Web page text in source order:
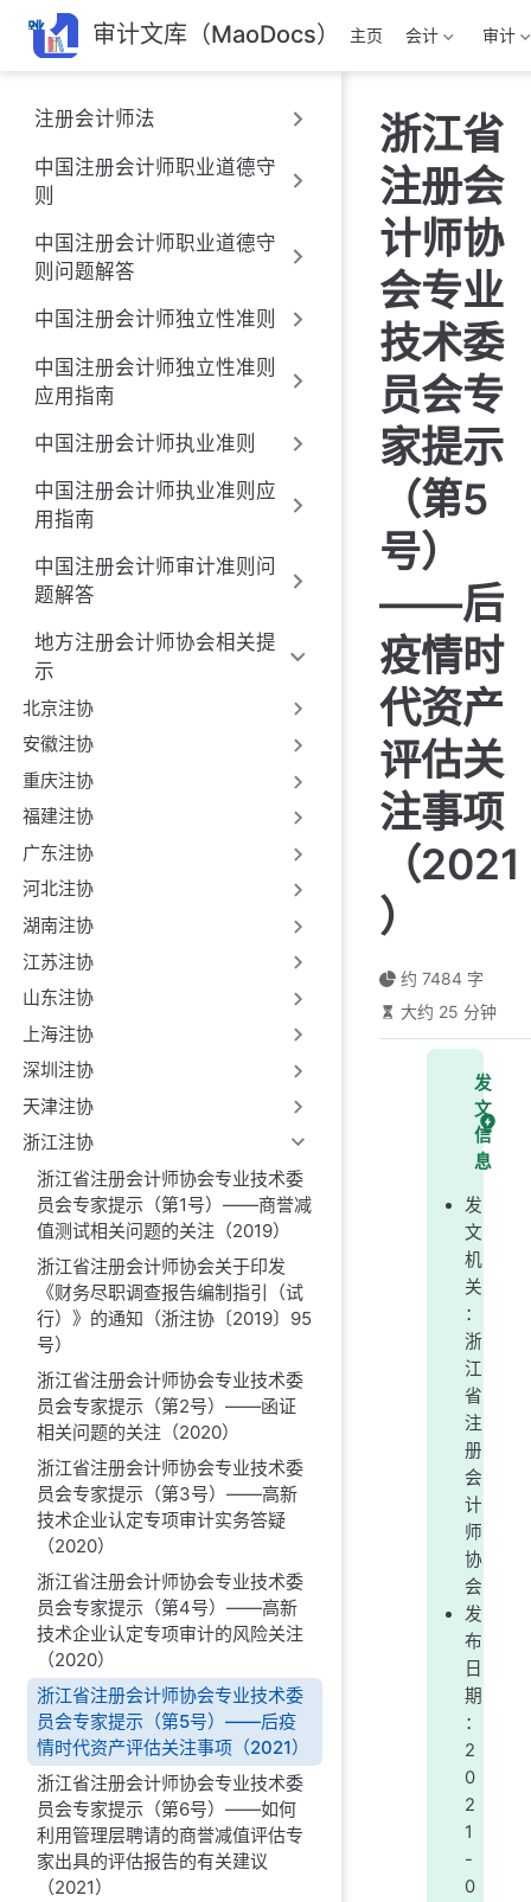
跳
至
主
要
內
容
审计文库（MaoDocs） 主页 会计 审计
注册会计师法
中国注册会计师职业道德守
则
中国注册会计师职业道德守
则问题解答
中国注册会计师独立性准则
中国注册会计师独立性准则
应用指南
中国注册会计师执业准则
中国注册会计师执业准则应
用指南
中国注册会计师审计准则问
题解答
地方注册会计师协会相关提
示
北京注协
安徽注协
重庆注协
福建注协
广东注协
河北注协
湖南注协
江苏注协
山东注协
上海注协
深圳注协
天津注协
浙江注协
浙江省注册会计师协会专业技术委
员会专家提示（第1号）——商誉减
值测试相关问题的关注（2019）
浙江省注册会计师协会关于印发
《财务尽职调查报告编制指引（试
行）》的通知（浙注协〔2019〕95
号）
浙江省注册会计师协会专业技术委
员会专家提示（第2号）——函证
相关问题的关注（2020）
浙江省注册会计师协会专业技术委
员会专家提示（第3号）——高新
技术企业认定专项审计实务答疑
（2020）
浙江省注册会计师协会专业技术委
员会专家提示（第4号）——高新
技术企业认定专项审计的风险关注
（2020）
浙江省注册会计师协会专业技术委
员会专家提示（第5号）——后疫
情时代资产评估关注事项（2021）
浙江省注册会计师协会专业技术委
员会专家提示（第6号）——如何
利用管理层聘请的商誉减值评估专
家出具的评估报告的有关建议
（2021）
浙江省
注册会
计师协
会专业
技术委
员会专
家提示
（第5
号）
——后
疫情时
代资产
评估关
注事项
（2021
）
约 7484 字
大约 25 分钟
发
文
信
息
发
文
机
关
：
浙
江
省
注
册
会
计
师
协
会
发
布
日
期
：
2
0
2
1
-
0